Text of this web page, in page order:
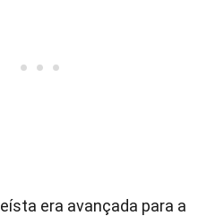
era avançada para a